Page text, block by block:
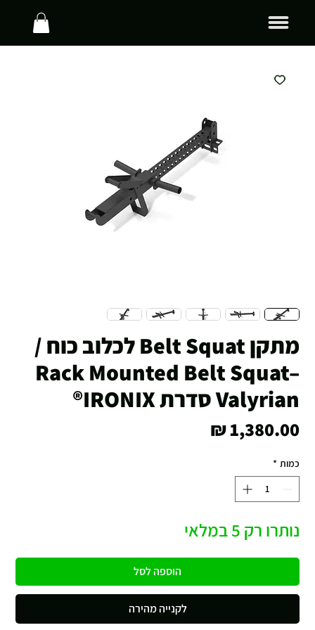
מתקן Belt Squat לכלוב כוח /
Rack Mounted Belt Squat–
Valyrian סדרת IRONIX®
‏1,380.00 ‏₪
כמות *
נותרו רק 5 במלאי
הוספה לסל
לקנייה מהירה